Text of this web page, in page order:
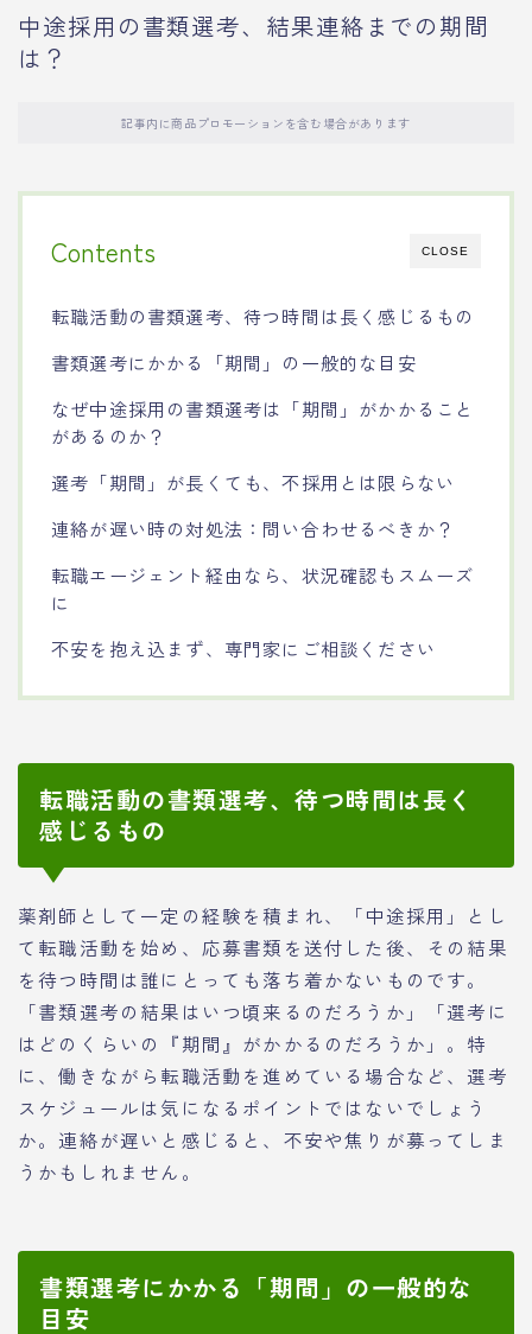
中途採用の書類選考、結果連絡までの期間
は？
記事内に商品プロモーションを含む場合があります
CLOSE
Contents
転職活動の書類選考、待つ時間は長く感じるもの
書類選考にかかる「期間」の一般的な目安
なぜ中途採用の書類選考は「期間」がかかること
があるのか？
選考「期間」が長くても、不採用とは限らない
連絡が遅い時の対処法：問い合わせるべきか？
転職エージェント経由なら、状況確認もスムーズ
に
不安を抱え込まず、専門家にご相談ください
転職活動の書類選考、待つ時間は長く
感じるもの
薬剤師として一定の経験を積まれ、「中途採用」とし
て転職活動を始め、応募書類を送付した後、その結果
を待つ時間は誰にとっても落ち着かないものです。
「書類選考の結果はいつ頃来るのだろうか」「選考に
はどのくらいの『期間』がかかるのだろうか」。特
に、働きながら転職活動を進めている場合など、選考
スケジュールは気になるポイントではないでしょう
か。連絡が遅いと感じると、不安や焦りが募ってしま
うかもしれません。
書類選考にかかる「期間」の一般的な
目安